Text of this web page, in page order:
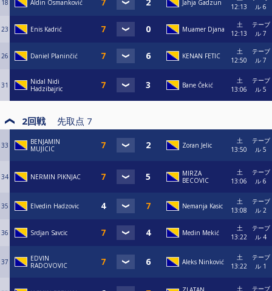
18 Aldin Osmanković Jahja Gadzun
12:13
ル 6
23 Enis Kadrić Muamer Djana
土
12:13
テーブ
ル 7
26 Daniel Planinčić KENAN FETIC
土
12:50
テーブ
ル 7
31
Nidal Nidi
Hadzibajric
Bane Čekić
土
13:06
テーブ
ル 5
2回戦 先取点 7
33
BENJAMIN
MUJICIC
Zoran Jelic
土
13:50
テーブ
ル 5
34 NERMIN PIKNJAC
MIRZA
BECOVIC
土
13:06
テーブ
ル 6
35 Elvedin Hadzovic Nemanja Kasic
土
13:08
テーブ
ル 2
36 Srdjan Savcic Medin Mekić
土
13:22
テーブ
ル 4
37
EDVIN
RADOVOVIC
Aleks Ninković
土
13:22
テーブ
ル 1
土
テーブ